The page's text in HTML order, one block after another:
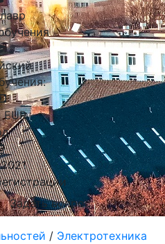
EUR
Задать вопрос
/ Электротехника